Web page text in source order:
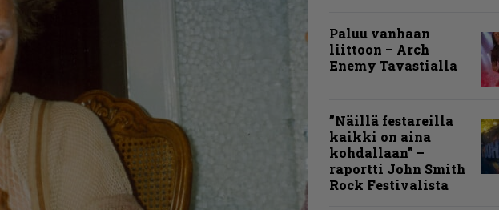
Paluu vanhaan
liittoon – Arch
Enemy Tavastialla
”Näillä festareilla
kaikki on aina
kohdallaan” –
raportti John Smith
Rock Festivalista